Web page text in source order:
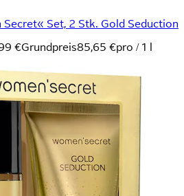
Set, 2 Stk. Gold Seduction
€Grundpreis85,65 €pro / 1 l